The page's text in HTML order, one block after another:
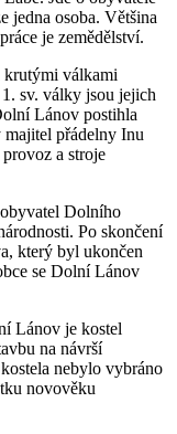
jedna osoba. Většina
je zemědělství.
krutými válkami
sv. války jsou jejich
Lánov postihla
přádelny Inu
a stroje
Dolního
Po skončení
který byl ukončen
se Dolní Lánov
Lánov je kostel
na návrší
nebylo vybráno
novověku